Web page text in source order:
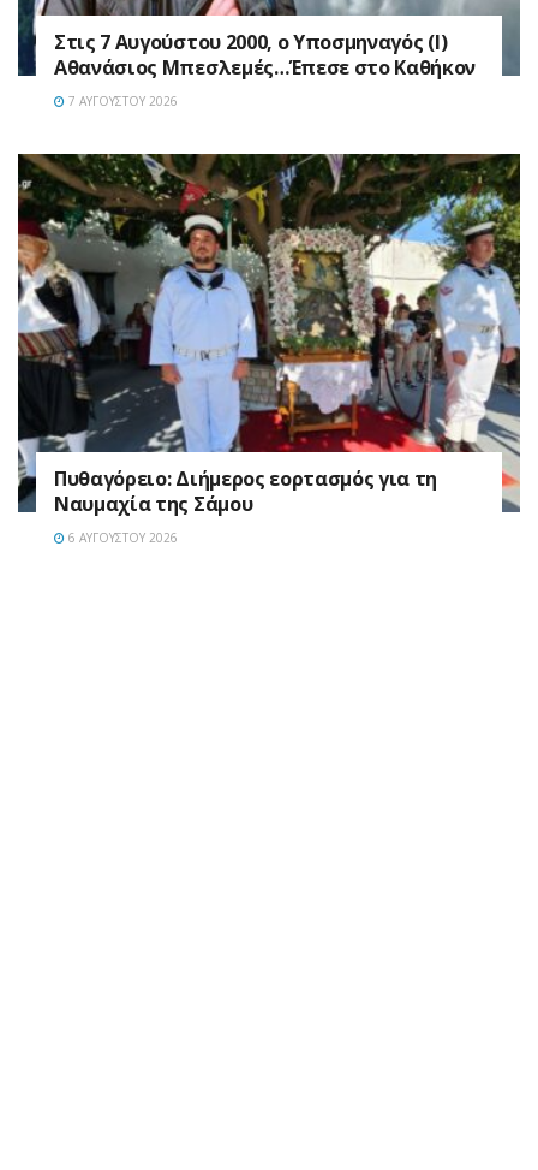
Στις 7 Αυγούστου 2000, ο Υποσμηναγός (Ι)
Αθανάσιος Μπεσλεμές…Έπεσε στο Καθήκον
7 ΑΥΓΟΎΣΤΟΥ 2026
Πυθαγόρειο: Διήμερος εορτασμός για τη
Ναυμαχία της Σάμου
6 ΑΥΓΟΎΣΤΟΥ 2026